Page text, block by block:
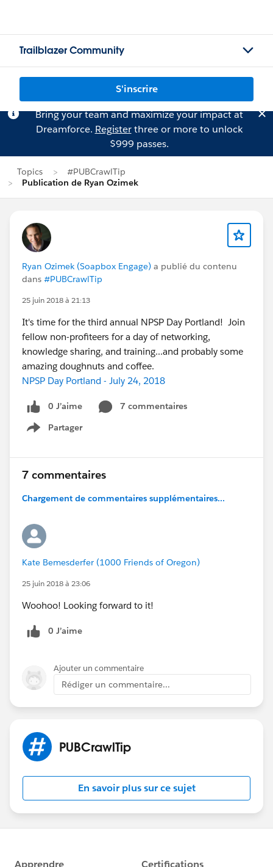
Trailblazer Community
S'inscrire
Bring your team and maximize your impact at
Dreamforce. Registerthree or more to unlock
$999 passes.
Topics
#PUBCrawlTip
Publication de Ryan Ozimek
Ryan Ozimek (Soapbox Engage) a publié du contenu
dans #PUBCrawlTip
25 juin 2018 à 21:13
It's time for the third annual NPSP Day Portland! Join
fellow non-profiteers for a day of networking,
knowledge sharing, and training...and probably some
amazing doughnuts and coffee.
NPSP Day Portland - July 24, 2018
0 J’aime
7 commentaires
Partager
Show menu
7 commentaires
Chargement de commentaires supplémentaires...
Kate Bemesderfer (1000 Friends of Oregon)
25 juin 2018 à 23:06
Woohoo! Looking forward to it!
0 J’aime
Ajouter un commentaire
Rédiger un commentaire...
PUBCrawlTip
En savoir plus sur ce sujet